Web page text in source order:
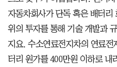
자동차회사가 단독 혹은 배터리
위의 투자를 통해 기술 개발과
지요. 수소연료전지차의 연료전
터리 원가를 400만원 이하로 내